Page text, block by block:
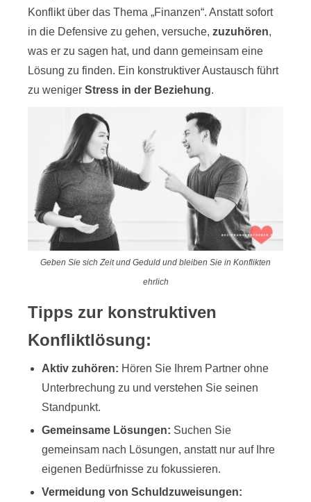
Konflikt über das Thema „Finanzen“. Anstatt sofort
in die Defensive zu gehen, versuche, zuzuhören,
was er zu sagen hat, und dann gemeinsam eine
Lösung zu finden. Ein konstruktiver Austausch führt
zu weniger Stress in der Beziehung.
Geben Sie sich Zeit und Geduld und bleiben Sie in Konflikten
ehrlich
Tipps zur konstruktiven
Konfliktlösung:
Aktiv zuhören: Hören Sie Ihrem Partner ohne
Unterbrechung zu und verstehen Sie seinen
Standpunkt.
Gemeinsame Lösungen: Suchen Sie
gemeinsam nach Lösungen, anstatt nur auf Ihre
eigenen Bedürfnisse zu fokussieren.
Vermeidung von Schuldzuweisungen: